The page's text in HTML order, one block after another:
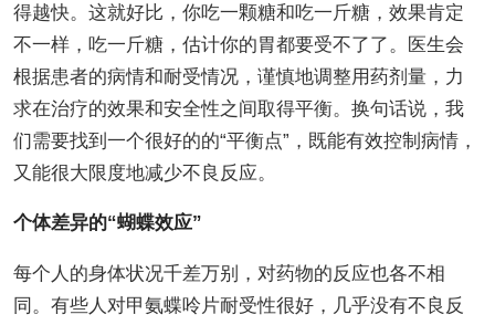
得越快。这就好比，你吃一颗糖和吃一斤糖，效果肯定
不一样，吃一斤糖，估计你的胃都要受不了了。医生会
根据患者的病情和耐受情况，谨慎地调整用药剂量，力
求在治疗的效果和安全性之间取得平衡。换句话说，我
们需要找到一个很好的的“平衡点”，既能有效控制病情，
又能很大限度地减少不良反应。
个体差异的“蝴蝶效应”
每个人的身体状况千差万别，对药物的反应也各不相
同。有些人对甲氨蝶呤片耐受性很好，几乎没有不良反